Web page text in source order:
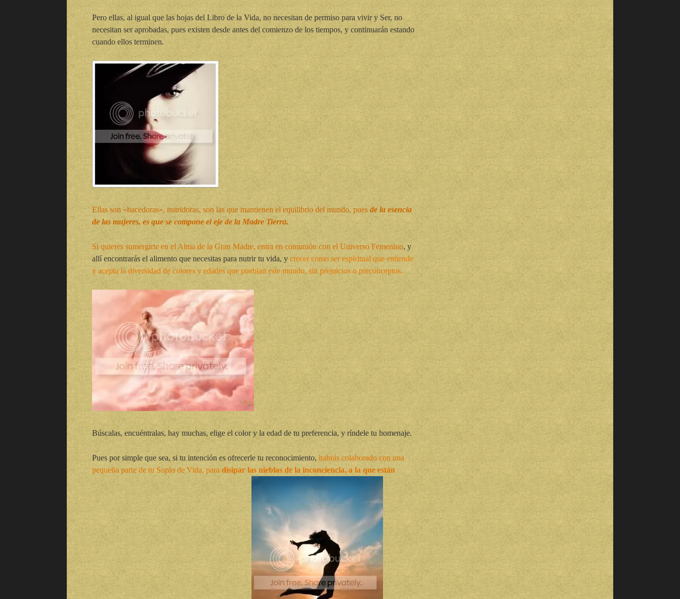
Pero ellas, al igual que las hojas del Libro de la Vida, no necesitan de permiso para vivir y Ser, no
necesitan ser aprobadas, pues existen desde antes del comienzo de los tiempos, y continuarán estando
cuando ellos terminen.
Ellas son «hacedoras», nutridoras, son las que mantienen el equilibrio del mundo, pues de la esencia
de las mujeres, es que se compone el eje de la Madre Tierra.
Si quieres sumergirte en el Alma de la Gran Madre, entra en comunión con el Universo Femenino, y
allí encontrarás el alimento que necesitas para nutrir tu vida, y crecer como ser espiritual que entiende
y acepta la diversidad de colores y edades que pueblan este mundo, sin prejuicios o preconceptos.
Búscalas, encuéntralas, hay muchas, elige el color y la edad de tu preferencia, y ríndele tu homenaje.
Pues por simple que sea, si tu intención es ofrecerle tu reconocimiento, habrás colaborado con una
pequeña parte de tu Soplo de Vida, para disipar las nieblas de la inconciencia, a la que están